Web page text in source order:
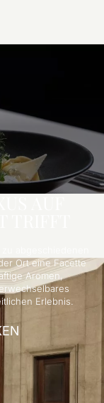
Ort eine Facette
Aromen,
Erlebnis.